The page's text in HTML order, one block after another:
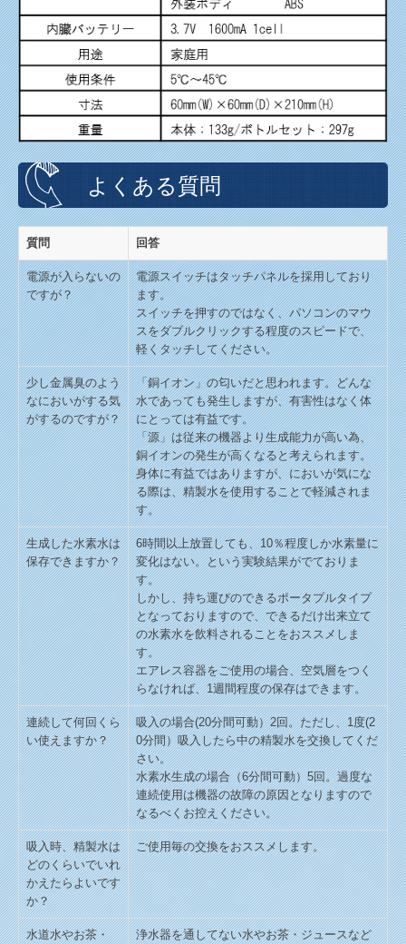
よくある質問
質問 回答
電源が入らないの
ですが？
電源スイッチはタッチパネルを採用しており
ます。
スイッチを押すのではなく、パソコンのマウ
スをダブルクリックする程度のスピードで、
軽くタッチしてください。
少し金属臭のよう
なにおいがする気
がするのですが？
「銅イオン」の匂いだと思われます。どんな
水であっても発生しますが、有害性はなく体
にとっては有益です。
「源」は従来の機器より生成能力が高い為、
銅イオンの発生が高くなると考えられます。
身体に有益ではありますが、においが気にな
る際は、精製水を使用することで軽減されま
す。
生成した水素水は
保存できますか？
6時間以上放置しても、10％程度しか水素量に
変化はない。という実験結果がでておりま
す。
しかし、持ち運びのできるポータプルタイプ
となっておりますので、できるだけ出来立て
の水素水を飲料されることをおススメしま
す。
エアレス容器をご使用の場合、空気層をつく
らなければ、1週間程度の保存はできます。
連続して何回くら
い使えますか？
吸入の場合(20分間可動）2回。ただし、1度(2
0分間）吸入したら中の精製水を交換してくだ
さい。
水素水生成の場合（6分間可動）5回。過度な
連続使用は機器の故障の原因となりますので
なるべくお控えください。
吸入時、精製水は
どのくらいでいれ
かえたらよいです
か？
ご使用毎の交換をおススメします。
水道水やお茶・
浄水器を通してない水やお茶・ジュースなど